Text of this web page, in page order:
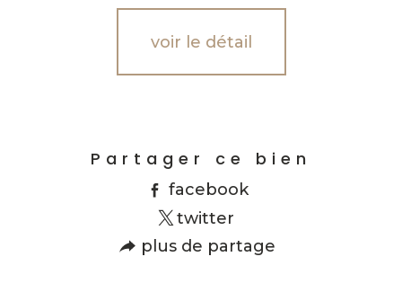
voir le détail
Partager ce bien
facebook
twitter
plus de partage